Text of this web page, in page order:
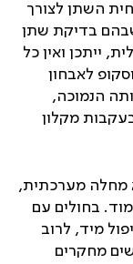
השתן לצורך
בדיקת שתן
ייתכן ואין כל
לאבחון
הנמוכה,
מקלון
מחלה מערכתית,
בחולים עם
מיד, לרוב
מחקרים